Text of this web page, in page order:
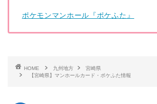
ポケモンマンホール『ポケふた』
HOME 九州地方
宮崎県
【宮崎県】マンホールカード・ポケふた情報